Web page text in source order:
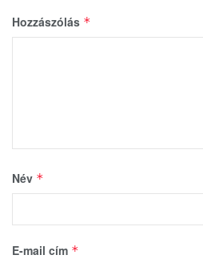
Hozzászólás *
Név *
E-mail cím *